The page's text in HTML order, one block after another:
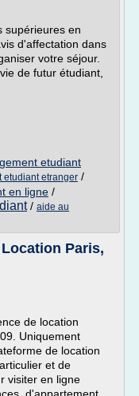
supérieures en
d'affectation dans
votre séjour.
de futur étudiant,
etudiant
etudiant etranger /
en ligne /
/ aide au
Paris,
de location
Uniquement
de location
et de
visiter en ligne